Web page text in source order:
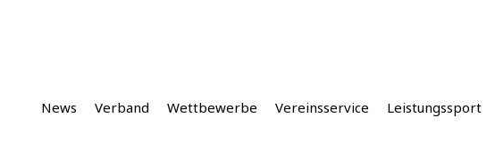
News Verband Wettbewerbe Vereinsservice Leistungssport